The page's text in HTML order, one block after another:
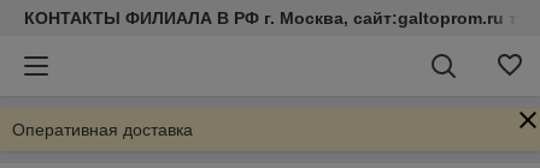
КОНТАКТЫ ФИЛИАЛА В РФ г. Москва, сайт:galtoprom.ru тел
Оперативная доставка